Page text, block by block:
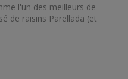
l'un des meilleurs de
de raisins Parellada (et
distillation ce brandy
neuves tout au long de